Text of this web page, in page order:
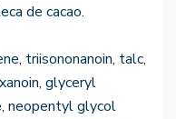
de cacao.
triisononanoin, talc,
glyceryl
neopentyl glycol